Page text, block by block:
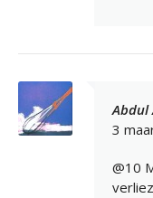
Abdul
3
@10